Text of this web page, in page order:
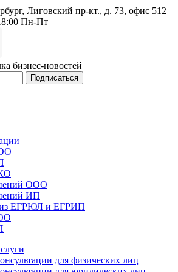
Лиговский пр-кт., д. 73, офис 512
Пн-Пт
бизнес-новостей
Подписаться
ООО
ИП
из ЕГРЮЛ и ЕГРИП
для физических лиц